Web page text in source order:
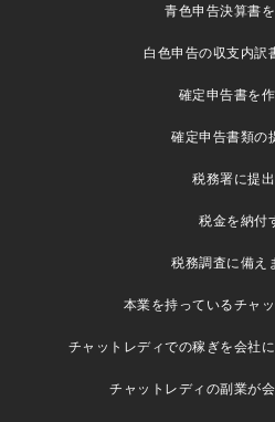
青色申告決算書
白色申告の収支内訳
確定申告書を
確定申告書類の
税務署に提
税金を納付
税務調査に備え
本業を持っているチャ
チャットレディでの稼ぎを会社
チャットレディの副業が